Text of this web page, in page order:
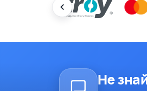
Не